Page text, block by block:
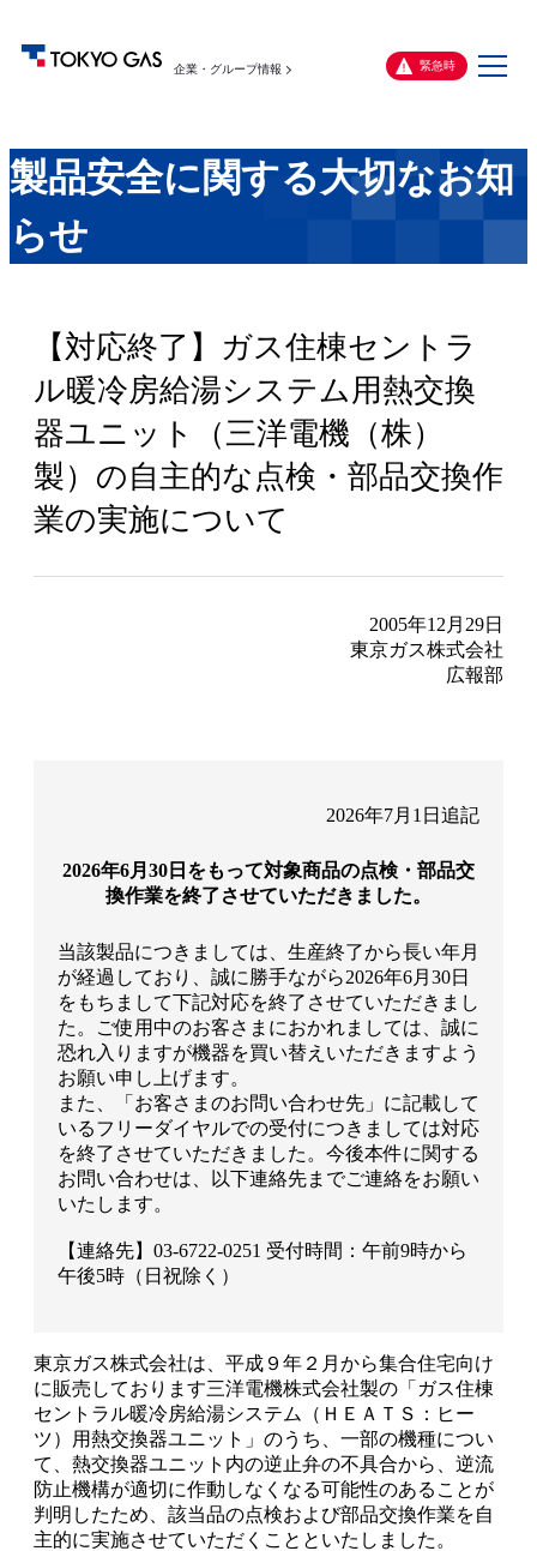
企業・グループ情報 緊急時
メ
製品安全に関する大切なお知
らせ
【対応終了】ガス住棟セントラ
ル暖冷房給湯システム用熱交換
器ユニット（三洋電機（株）
製）の自主的な点検・部品交換作
業の実施について
2005年12月29日
東京ガス株式会社
広報部
2026年7月1日追記
2026年6月30日をもって対象商品の点検・部品交
換作業を終了させていただきました。
当該製品につきましては、生産終了から長い年月
が経過しており、誠に勝手ながら2026年6月30日
をもちまして下記対応を終了させていただきまし
た。ご使用中のお客さまにおかれましては、誠に
恐れ入りますが機器を買い替えいただきますよう
お願い申し上げます。
また、「お客さまのお問い合わせ先」に記載して
いるフリーダイヤルでの受付につきましては対応
を終了させていただきました。今後本件に関する
お問い合わせは、以下連絡先までご連絡をお願い
いたします。
【連絡先】03-6722-0251 受付時間：午前9時から
午後5時（日祝除く）
東京ガス株式会社は、平成９年２月から集合住宅向け
に販売しております三洋電機株式会社製の「ガス住棟
セントラル暖冷房給湯システム（ＨＥＡＴＳ：ヒー
ツ）用熱交換器ユニット」のうち、一部の機種につい
て、熱交換器ユニット内の逆止弁の不具合から、逆流
防止機構が適切に作動しなくなる可能性のあることが
判明したため、該当品の点検および部品交換作業を自
主的に実施させていただくことといたしました。